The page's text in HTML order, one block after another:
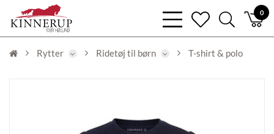
0
bars
light
heart
search
light
Rytter Ridetøj til børn T-shirt & polo